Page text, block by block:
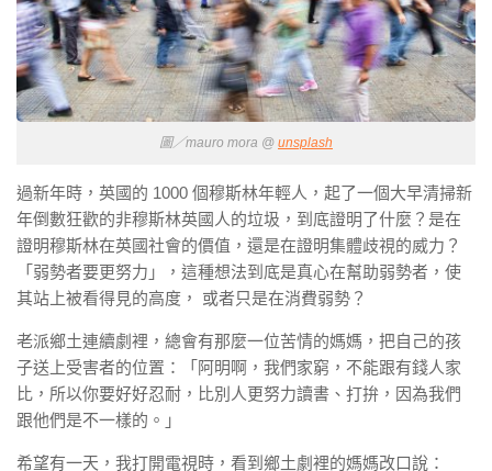
圖／mauro mora @ unsplash
過新年時，英國的 1000 個穆斯林年輕人，起了一個大早清掃新
年倒數狂歡的非穆斯林英國人的垃圾，到底證明了什麼？是在
證明穆斯林在英國社會的價值，還是在證明集體歧視的威力？
「弱勢者要更努力」，這種想法到底是真心在幫助弱勢者，使
其站上被看得見的高度， 或者只是在消費弱勢？
老派鄉土連續劇裡，總會有那麼一位苦情的媽媽，把自己的孩
子送上受害者的位置：「阿明啊，我們家窮，不能跟有錢人家
比，所以你要好好忍耐，比別人更努力讀書、打拚，因為我們
跟他們是不一樣的。」
希望有一天，我打開電視時，看到鄉土劇裡的媽媽改口說：